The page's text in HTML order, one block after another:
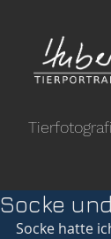
Socke
Socke hatte